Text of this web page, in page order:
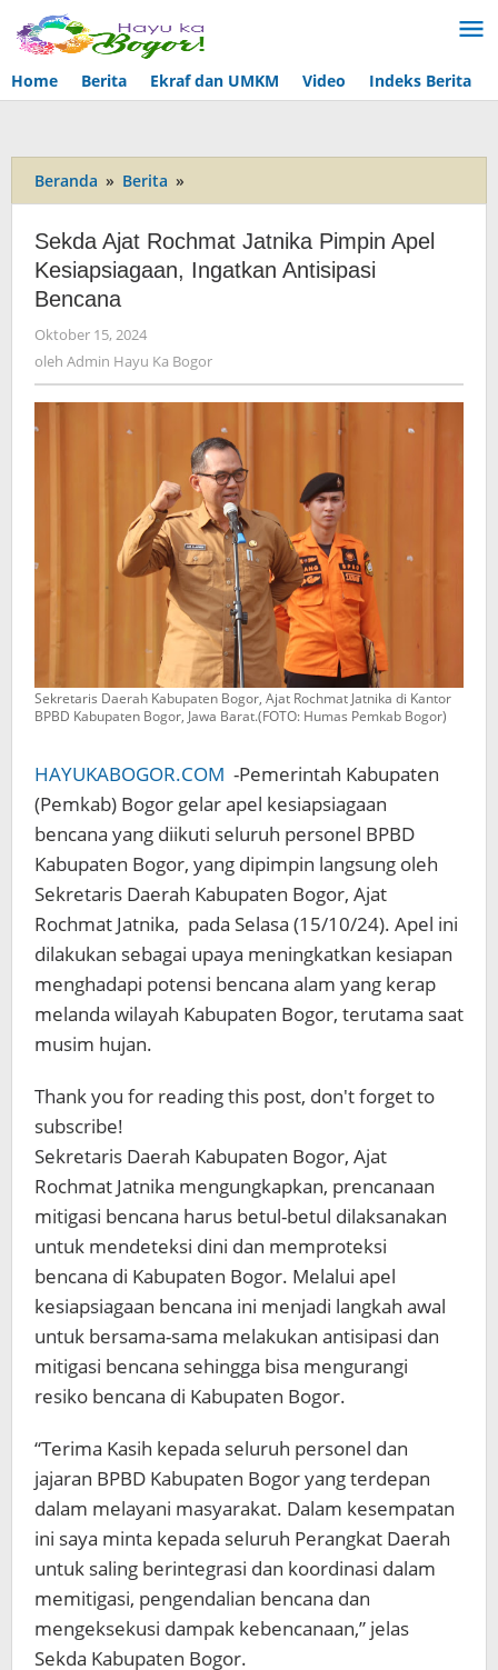
Lewati
ke
konten
Home
Berita Ekraf dan UMKM Video Indeks Berita
Beranda » Berita »
Ajat
Rochmat
Jatnika
Pimpin
Antisipasi
Bencana
Sekda Ajat Rochmat Jatnika Pimpin Apel
Kesiapsiagaan, Ingatkan Antisipasi
Bencana
Oktober 15, 2024
Admin
Hayu
Ka
oleh Admin Hayu Ka Bogor
Sekretaris Daerah Kabupaten Bogor, Ajat Rochmat Jatnika di Kantor
BPBD Kabupaten Bogor, Jawa Barat.(FOTO: Humas Pemkab Bogor)
HAYUKABOGOR.COM -Pemerintah Kabupaten
(Pemkab) Bogor gelar apel kesiapsiagaan
bencana yang diikuti seluruh personel BPBD
Kabupaten Bogor, yang dipimpin langsung oleh
Sekretaris Daerah Kabupaten Bogor, Ajat
Rochmat Jatnika, pada Selasa (15/10/24). Apel ini
dilakukan sebagai upaya meningkatkan kesiapan
menghadapi potensi bencana alam yang kerap
melanda wilayah Kabupaten Bogor, terutama saat
musim hujan.
Thank you for reading this post, don't forget to
subscribe!
Sekretaris Daerah Kabupaten Bogor, Ajat
Rochmat Jatnika mengungkapkan, prencanaan
mitigasi bencana harus betul-betul dilaksanakan
untuk mendeteksi dini dan memproteksi
bencana di Kabupaten Bogor. Melalui apel
kesiapsiagaan bencana ini menjadi langkah awal
untuk bersama-sama melakukan antisipasi dan
mitigasi bencana sehingga bisa mengurangi
resiko bencana di Kabupaten Bogor.
“Terima Kasih kepada seluruh personel dan
jajaran BPBD Kabupaten Bogor yang terdepan
dalam melayani masyarakat. Dalam kesempatan
ini saya minta kepada seluruh Perangkat Daerah
untuk saling berintegrasi dan koordinasi dalam
memitigasi, pengendalian bencana dan
mengeksekusi dampak kebencanaan,” jelas
Sekda Kabupaten Bogor.